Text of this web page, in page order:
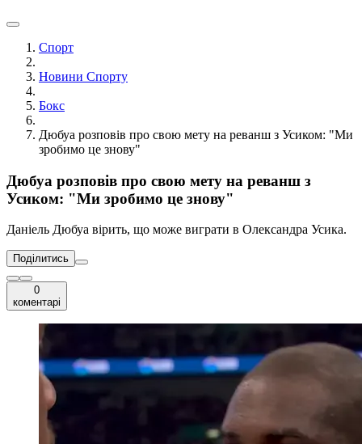
Спорт
Новини Спорту
Бокс
Дюбуа розповів про свою мету на реванш з Усиком: "Ми
зробимо це знову"
Дюбуа розповів про свою мету на реванш з
Усиком: "Ми зробимо це знову"
Даніель Дюбуа вірить, що може виграти в Олександра Усика.
Поділитись
0
коментарі